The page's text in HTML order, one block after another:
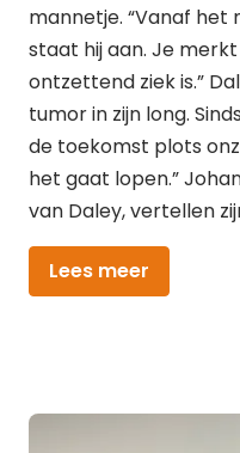
mannetje. “Vanaf het
staat hij aan. Je
ontzettend ziek is.”
tumor in zijn long.
de toekomst plots
het gaat lopen.”
van Daley, vertellen
Lees meer